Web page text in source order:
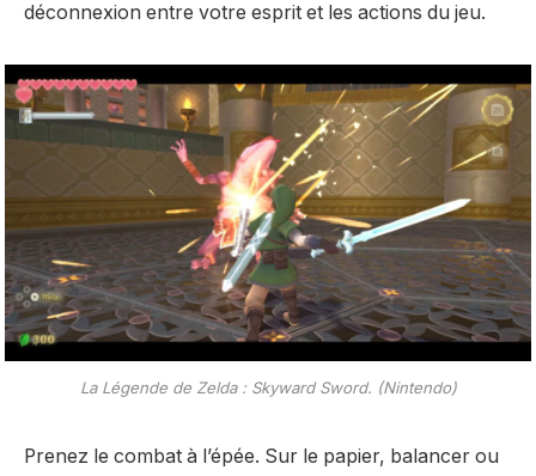
déconnexion entre votre esprit et les actions du jeu.
La Légende de Zelda : Skyward Sword. (Nintendo)
Prenez le combat à l’épée. Sur le papier, balancer ou